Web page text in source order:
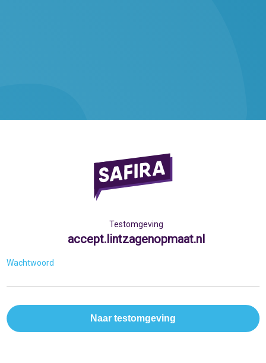
Testomgeving
accept.lintzagenopmaat.nl
Wachtwoord